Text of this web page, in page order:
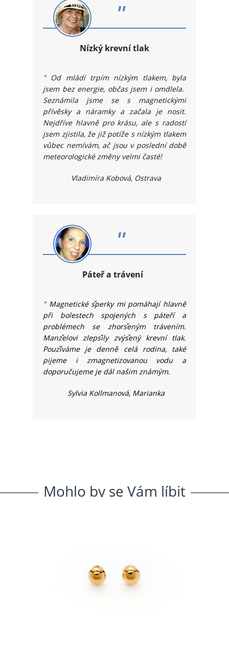
"
Nízký krevní tlak
" Od mládí trpím nízkým tlakem, byla
jsem bez energie, občas jsem i omdlela.
Seznámila jsme se s magnetickými
přívěsky a náramky a začala je nosit.
Nejdříve hlavně pro krásu, ale s radostí
jsem zjistila, že již potíže s nízkým tlakem
vůbec nemívám, ač jsou v poslední době
meteorologické změny velmi časté!
Vladimíra Kobová, Ostrava
"
Páteř a trávení
" Magnetické sperky mi pomáhají hlavně
při bolestech spojených s páteří a
problémech se zhorseným trávením.
Manzelovi zlepsily zvýsený krevní tlak.
Pouzíváme je denně celá rodina, také
pijeme i zmagnetizovanou vodu a
doporučujeme je dál našim známým.
Sylvia Kollmanová, Marianka
Mohlo by se Vám líbit